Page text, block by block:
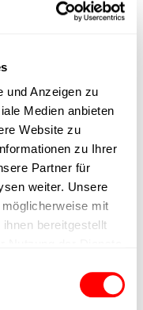
und Anzeigen zu
Medien anbieten
Website zu
zu Ihrer
Partner für
weiter. Unsere
mit
bereitgestellt